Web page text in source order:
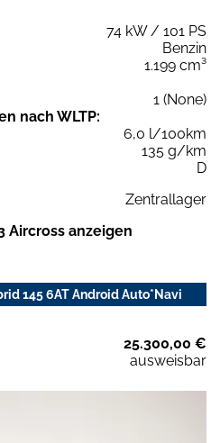
74 kW / 101 PS
Benzin
1.199 cm³
1 (None)
nach WLTP:
6,0 l/100km
135 g/km
D
Zentrallager
Aircross anzeigen
145 6AT Android Auto*Navi
25.300,00 €
ausweisbar